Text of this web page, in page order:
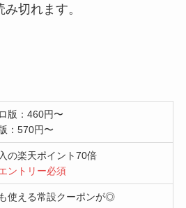
切れます。
版：460円〜
：570円〜
の楽天ポイント70倍
ントリー必須
使える常設クーポンが◎